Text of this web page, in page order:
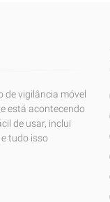
de vigilância móvel
está acontecendo
de usar, inclui
tudo isso